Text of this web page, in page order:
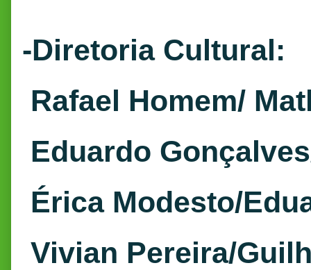
-Diretoria Cultural:
Rafael Homem/
Eduardo
Érica Modesto/
Vivian Pereira/